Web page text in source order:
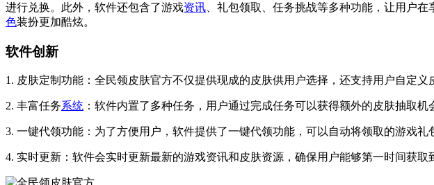
进行兑换。此外，软件还包含了游戏资讯 、礼包领取、任务挑战等多种功能，让用户
色装扮更加酷炫。
软件创新
1. 皮肤定制功能：全民领皮肤官方不仅提供现成的皮肤供用户选择，还支持用户自定义
2. 丰富任务系统 ：软件内置了多种任务，用户通过完成任务可以获得额外的皮肤抽取机
3. 一键代领功能：为了方便用户，软件提供了一键代领功能，可以自动将领取的游戏礼
4. 实时更新：软件会实时更新最新的游戏资讯和皮肤资源，确保用户能够第一时间获取